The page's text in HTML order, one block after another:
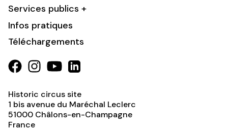
Services publics +
Infos pratiques
Téléchargements
Historic circus site
1 bis avenue du Maréchal Leclerc
51000 Châlons-en-Champagne
France